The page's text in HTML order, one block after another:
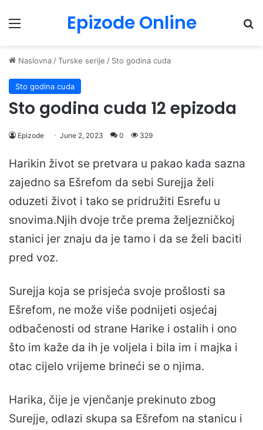
Menu Epizode Online
Naslovna /Turske serije / Sto godina cuda
Sto godina cuda
Sto godina cuda 12 epizoda
Epizode June 2, 2023 0 329
Harikin život se pretvara u pakao kada sazna
zajedno sa Ešrefom da sebi Surejja želi
oduzeti život i tako se pridružiti Esrefu u
snovima.Njih dvoje trče prema željezničkoj
stanici jer znaju da je tamo i da se želi baciti
pred voz.
Surejja koja se prisjeća svoje prošlosti sa
Ešrefom, ne može više podnijeti osjećaj
odbačenosti od strane Harike i ostalih i ono
što im kaže da ih je voljela i bila im i majka i
otac cijelo vrijeme brineći se o njima.
Harika, čije je vjenčanje prekinuto zbog
Surejje, odlazi skupa sa Ešrefom na stanicu i